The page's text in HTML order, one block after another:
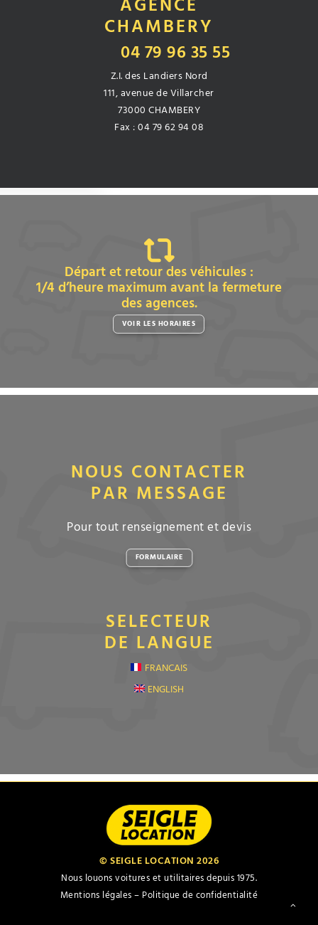
AGENCE
CHAMBERY
04 79 96 35 55
Z.I. des Landiers Nord
111, avenue de Villarcher
73000 CHAMBERY
Fax : 04 79 62 94 08
Départ et retour des véhicules :
1/4 d’heure maximum avant la fermeture
des agences.
VOIR LES HORAIRES
NOUS CONTACTER
PAR MESSAGE
Pour tout renseignement et devis
FORMULAIRE
SELECTEUR
DE LANGUE
FRANCAIS
ENGLISH
© SEIGLE LOCATION 2026
Nous louons voitures et utilitaires depuis 1975.
Mentions légales – Politique de confidentialité